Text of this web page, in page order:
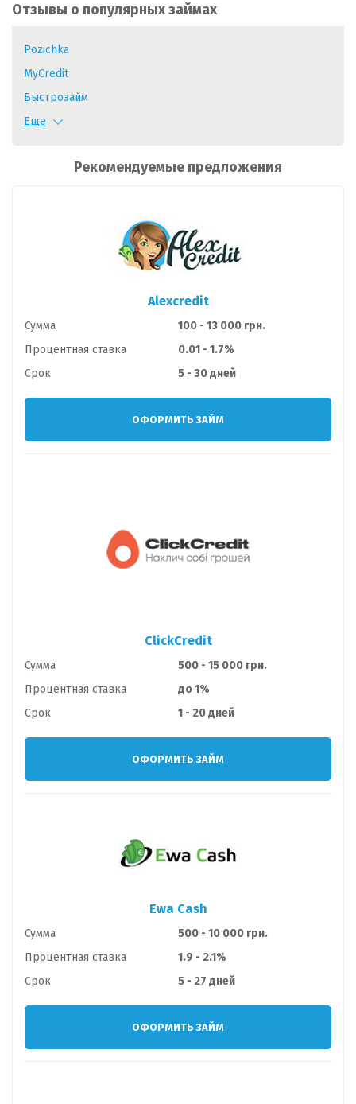
Отзывы о популярных займах
Pozichka
MyCredit
Быстрозайм
Credilo
Еще
Рекомендуемые предложения
Alexcredit
Сумма
100 - 13 000 грн.
Процентная ставка
0.01 - 1.7%
Срок
5 - 30 дней
ОФОРМИТЬ ЗАЙМ
ClickCredit
Сумма
500 - 15 000 грн.
Процентная ставка
до 1%
Срок
1 - 20 дней
ОФОРМИТЬ ЗАЙМ
Ewa Cash
Сумма
500 - 10 000 грн.
Процентная ставка
1.9 - 2.1%
Срок
5 - 27 дней
ОФОРМИТЬ ЗАЙМ